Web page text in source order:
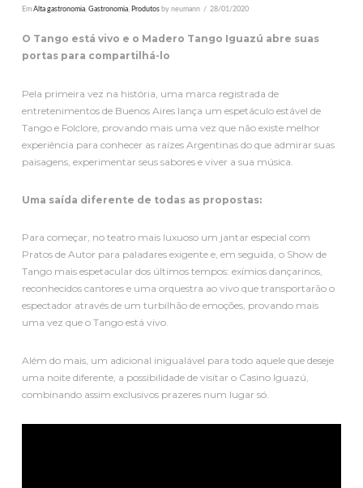
Em Alta gastronomia, Gastronomia, Produtosby neumann 28/01/2020
O Tango está vivo e o Madero Tango Iguazú abre suas
portas para compartilhá-lo
Pela primeira vez na história, uma marca registrada de
entretenimentos de Buenos Aires lança um espetáculo estável de
Tango e Folclore, provando mais uma vez que não existe melhor
experiência para conhecer as raízes Argentinas do que admirar suas
paisagens, experimentar seus sabores e viver a sua música.
Uma saída diferente de todas as propostas:
Para começar, no teatro mais luxuoso um jantar especial com
Pratos de Autor para paladares exigente e, em seguida, o Show de
Tango mais espetacular dos últimos tempos: exímios dançarinos,
reconhecidos cantores e uma orquestra ao vivo que transportarão o
espectador através de um turbilhão de emoções, provando mais
uma vez que o Tango está vivo.
Além do mais, um adicional inigualável para todo aquele que deseje
uma noite diferente, a possibilidade de visitar o Casino Iguazú,
combinando assim exclusivos prazeres num lugar só.